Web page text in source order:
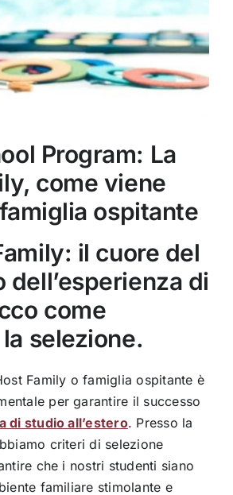
Program: La
come viene
ospitante
il cuore del
dell’esperienza di
come
selezione.
Family o famiglia ospitante è
per garantire il successo
di studio all’estero. Presso la
criteri di selezione
che i nostri studenti siano
familiare stimolante e